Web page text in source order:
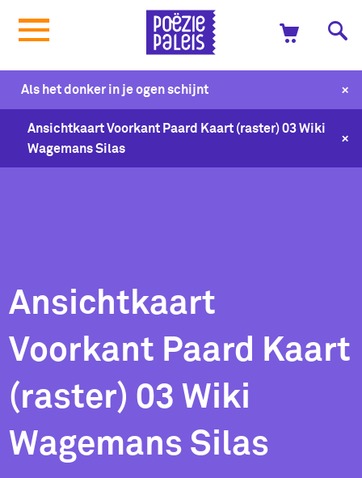
Als het donker in je ogen schijnt +
Ansichtkaart Voorkant Paard Kaart (raster) 03 Wiki
Wagemans Silas
+
Ansichtkaart
Voorkant Paard Kaart
(raster) 03 Wiki
Wagemans Silas